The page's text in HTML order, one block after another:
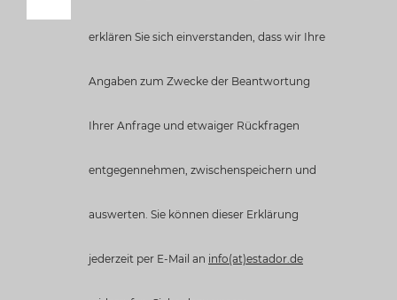
erklären Sie sich einverstanden, dass wir Ihre
Angaben zum Zwecke der Beantwortung
Ihrer Anfrage und etwaiger Rückfragen
entgegennehmen, zwischenspeichern und
auswerten. Sie können dieser Erklärung
jederzeit per E-Mail an info(at)estador.de